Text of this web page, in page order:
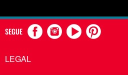
SEGUE
LEGAL